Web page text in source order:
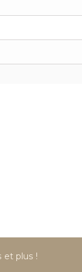
et plus !